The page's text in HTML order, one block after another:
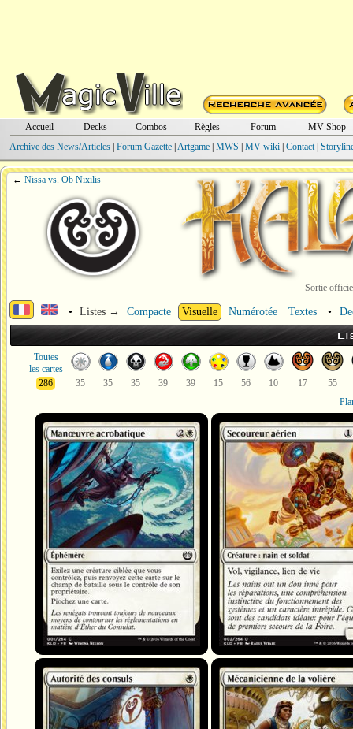
Accueil Decks Combos Règles Forum
MV Shop
Archive des News/Articles| Forum Gazette| Artgame| MWS MV wiki| Contact|
← Nissa vs. Ob Nixilis
Sortie
• Listes → Compacte Visuelle Numérotée Textes •
Toutes
les cartes
286
35 35 35 39 39 15 56 10 17
55
Manœuvre acrobatique Secoureur aérien
Autorité des consuls Mécanicienne de la volière